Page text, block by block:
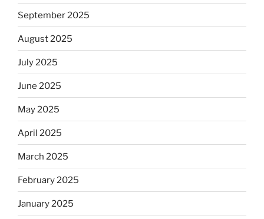
September 2025
August 2025
July 2025
June 2025
May 2025
April 2025
March 2025
February 2025
January 2025